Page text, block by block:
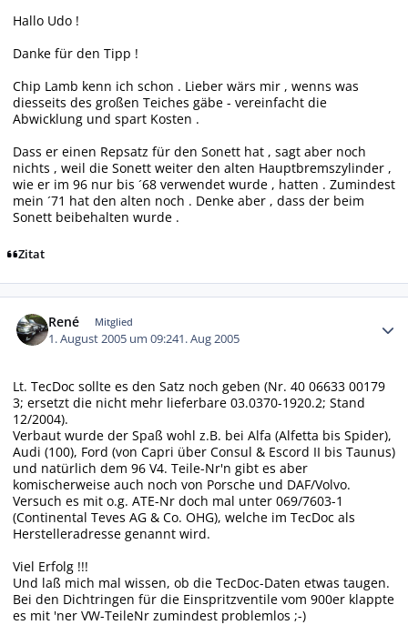
Hallo Udo !
Danke für den Tipp !
Chip Lamb kenn ich schon . Lieber wärs mir , wenns was
diesseits des großen Teiches gäbe - vereinfacht die
Abwicklung und spart Kosten .
Dass er einen Repsatz für den Sonett hat , sagt aber noch
nichts , weil die Sonett weiter den alten Hauptbremszylinder ,
wie er im 96 nur bis ´68 verwendet wurde , hatten . Zumindest
mein ´71 hat den alten noch . Denke aber , dass der beim
Sonett beibehalten wurde .
Zitat
René Mitglied
1. August 2005 um 09:241. Aug 2005
Lt. TecDoc sollte es den Satz noch geben (Nr. 40 06633 00179
3; ersetzt die nicht mehr lieferbare 03.0370-1920.2; Stand
12/2004).
Verbaut wurde der Spaß wohl z.B. bei Alfa (Alfetta bis Spider),
Audi (100), Ford (von Capri über Consul & Escord II bis Taunus)
und natürlich dem 96 V4. Teile-Nr'n gibt es aber
komischerweise auch noch von Porsche und DAF/Volvo.
Versuch es mit o.g. ATE-Nr doch mal unter 069/7603-1
(Continental Teves AG & Co. OHG), welche im TecDoc als
Herstelleradresse genannt wird.
Viel Erfolg !!!
Und laß mich mal wissen, ob die TecDoc-Daten etwas taugen.
Bei den Dichtringen für die Einspritzventile vom 900er klappte
es mit 'ner VW-TeileNr zumindest problemlos ;-)